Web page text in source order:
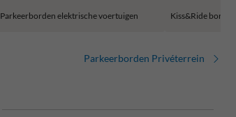
Parkeerborden elektrische voertuigen Kiss&Ride borden
Parkeerborden Privéterrein